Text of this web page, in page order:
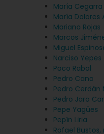
María
María Dolores
Mariano Rojas
Marcos
Miguel
Narciso Yepes
Paco Rabal
Pedro Cano
Pedro Cerdán
Pedro Jara
Pepe Yagües
Pepín Liria
Rafael